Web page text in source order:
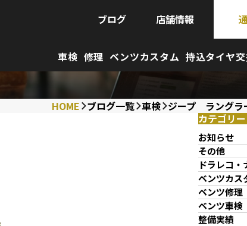
ブログ 店舗情報
車検 修理 ベンツカスタム 持込タイヤ
HOME ブログ一覧 車検 ジープ ラング
カテゴリー
お知らせ
その他
ドラレコ・
ベンツカス
ベンツ修理
ベンツ車検
整備実績